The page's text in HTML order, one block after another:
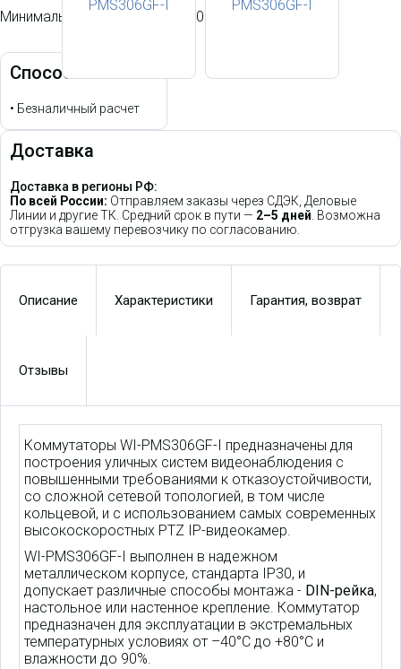
Минимальная сумма заказа 2000 р.
Способы оплаты
• Безналичный расчет
Доставка
Доставка в регионы РФ:
По всей России: Отправляем заказы через СДЭК, Деловые
Линии и другие ТК. Средний срок в пути — 2–5 дней. Возможна
отгрузка вашему перевозчику по согласованию.
Описание Характеристики Гарантия, возврат
Отзывы
Коммутаторы WI-PMS306GF-I предназначены для
построения уличных систем видеонаблюдения c
повышенными требованиями к отказоустойчивости,
со сложной сетевой топологией, в том числе
кольцевой, и с использованием самых современных
высокоскоростных PTZ IP-видеокамер.
WI-PMS306GF-I выполнен в надежном
металлическом корпусе, стандарта IP30, и
допускает различные способы монтажа - DIN-рейка,
настольное или настенное крепление. Коммутатор
предназначен для эксплуатации в экстремальных
температурных условиях от –40°C до +80°C и
влажности до 90%.